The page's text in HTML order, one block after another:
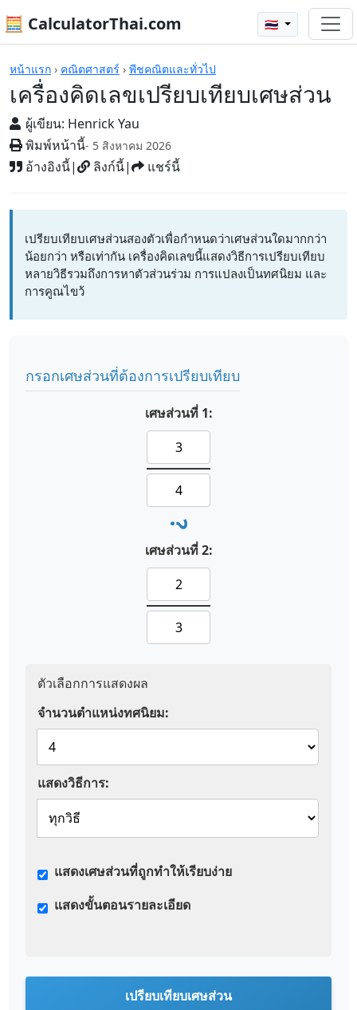
🧮 CalculatorThai.com 🇹🇭
หน้าแรก › คณิตศาสตร์ › พีชคณิตและทั่วไป
เครื่องคิดเลขเปรียบเทียบเศษส่วน
ผู้เขียน: Henrick Yau
พิมพ์หน้านี้- 5 สิงหาคม 2026
อ้างอิงนี้| ลิงก์นี้| แชร์นี้
เครื่องคิดเลข
เปรียบเทียบเศษส่วนสองตัวเพื่อกำหนดว่าเศษส่วนใดมากกว่า
น้อยกว่า หรือเท่ากัน เครื่องคิดเลขนี้แสดงวิธีการเปรียบเทียบ
หลายวิธีรวมถึงการหาตัวส่วนร่วม การแปลงเป็นทศนิยม และ
การคูณไขว้
กรอกเศษส่วนที่ต้องการเปรียบเทียบ
เศษส่วนที่ 1:
?
เศษส่วนที่ 2:
ตัวเลือกการแสดงผล
จำนวนตำแหน่งทศนิยม:
แสดงวิธีการ:
แสดงเศษส่วนที่ถูกทำให้เรียบง่าย
แสดงขั้นตอนรายละเอียด
เปรียบเทียบเศษส่วน